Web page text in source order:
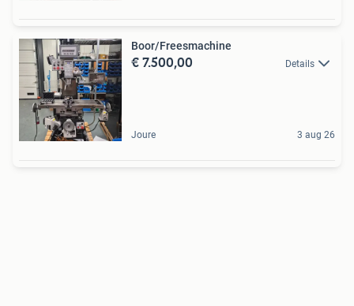
Boor/Freesmachine
€ 7.500,00 Details
Joure 3 aug 26